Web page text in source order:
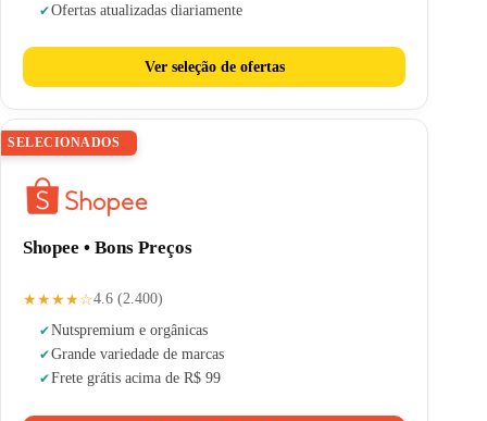
Ofertas atualizadas diariamente
Ver seleção de ofertas
SELECIONADOS
Shopee • Bons Preços
★★★★☆4.6 (2.400)
Nutspremium e orgânicas
Grande variedade de marcas
Frete grátis acima de R$ 99